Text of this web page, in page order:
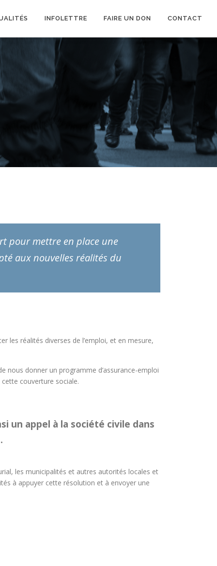
INFOLETTRE FAIRE UN DON CONTACT
pour mettre en place une
aux nouvelles réalités du
les réalités diverses de l’emploi, et en mesure,
nous donner un programme d’assurance-emploi
couverture sociale.
un appel à la société civile dans
les municipalités et autres autorités locales et
à appuyer cette résolution et à envoyer une